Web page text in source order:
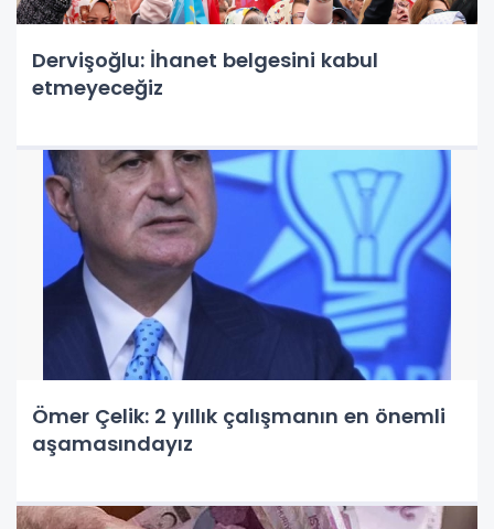
Dervişoğlu: İhanet belgesini kabul
etmeyeceğiz
Ömer Çelik: 2 yıllık çalışmanın en önemli
aşamasındayız